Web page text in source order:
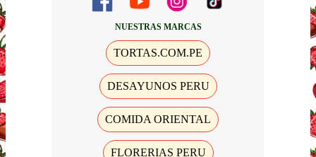
NUESTRAS MARCAS
TORTAS.COM.PE
DESAYUNOS PERU
COMIDA ORIENTAL
FLORERIAS PERU